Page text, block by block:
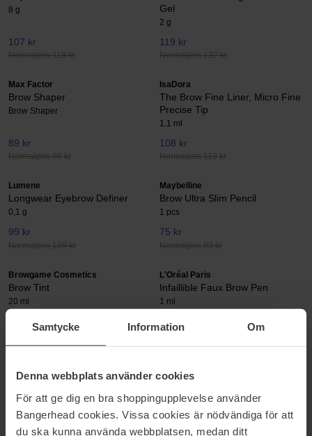
Samtycke Information Om
Denna webbplats använder cookies
För att ge dig en bra shoppingupplevelse använder
Bangerhead cookies. Vissa cookies är nödvändiga för att
du ska kunna använda webbplatsen, medan ditt
8 g
107 kr
Normalpris 118 kr
Gel
2 g
119 kr
Normalpris 132 kr
Max Factor
Brow Shaper
Brow Shaper
89 kr
Normalpris 98 kr
IsaDora
The Brow Fine Liner, Micro Fine
Precise Tip
1.1 ml
108 kr
Normalpris 119 kr
Lumene
Longwear Eyebrow Definer
0,1 g
99 kr
Normalpris 109 kr
Maybelline
Brow Ultra Slim Pencil
1 pcs
75 kr
Normalpris 83 kr
Browgame Cosmetics
Brow Tint
20 ml
222 kr
Normalpris 246 kr
L'Oréal Paris
Infaillible Faux Brow Pen
1 ml
125 kr
Veluxe Brow Liner
204 kr
Normalpris 226 kr
Blade & Shade Brow Pencil
94 kr